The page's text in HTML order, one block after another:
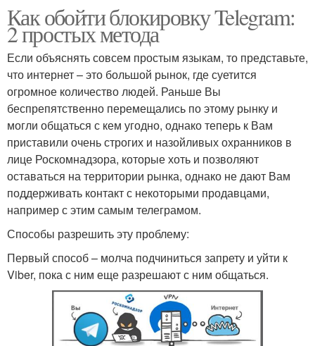
Как обойти блокировку Telegram:
2 простых метода
Если объяснять совсем простым языкам, то представьте,
что интернет – это большой рынок, где суетится
огромное количество людей. Раньше Вы
беспрепятственно перемещались по этому рынку и
могли общаться с кем угодно, однако теперь к Вам
приставили очень строгих и назойливых охранников в
лице Роскомнадзора, которые хоть и позволяют
оставаться на территории рынка, однако не дают Вам
поддерживать контакт с некоторыми продавцами,
например с этим самым телеграмом.
Способы разрешить эту проблему:
Первый способ – молча подчиниться запрету и уйти к
Viber, пока с ним еще разрешают с ним общаться.